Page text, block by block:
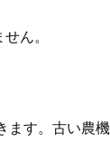
ん。
す。古い農